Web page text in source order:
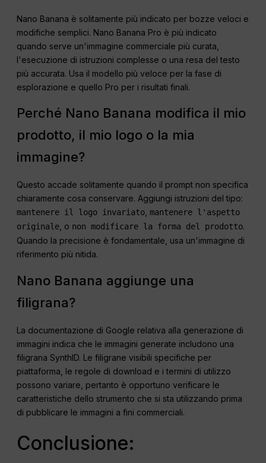
Nano Banana è solitamente più indicato per bozze veloci e
modifiche semplici. Nano Banana Pro è più indicato
quando serve un'immagine commerciale più curata,
l'esecuzione di istruzioni complesse o una resa del testo
più accurata. Usa il modello più veloce per la fase di
esplorazione e quello Pro per i risultati finali.
Perché Nano Banana modifica il mio
prodotto, il mio logo o la mia
immagine?
Questo accade solitamente quando il prompt non specifica
chiaramente cosa conservare. Aggiungi istruzioni del tipo:
mantenere il logo invariato, mantenere l'aspetto
originale, o non modificare la forma del prodotto.
Quando la precisione è fondamentale, usa un'immagine di
riferimento più nitida.
Nano Banana aggiunge una
filigrana?
La documentazione di Google relativa alla generazione di
immagini indica che le immagini generate includono una
filigrana SynthID. Le filigrane visibili specifiche per
piattaforma, le regole di download e i termini di utilizzo
possono variare, pertanto è opportuno verificare le
caratteristiche dello strumento che si sta utilizzando prima
di pubblicare le immagini a fini commerciali.
Conclusione: